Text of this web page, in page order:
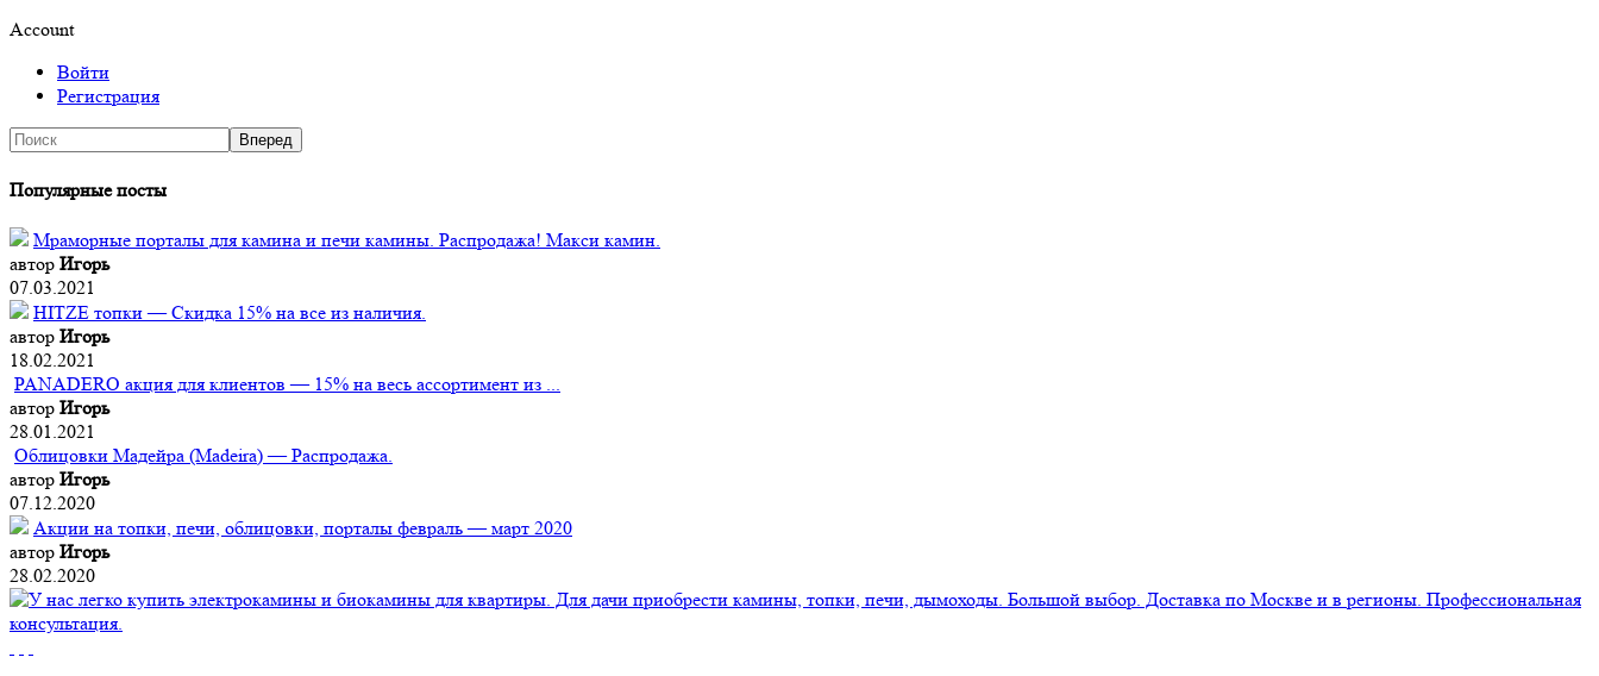
Account
Войти
Регистрация
Популярные посты
Мраморные порталы для камина и печи камины. Распродажа! Макси камин.
автор Игорь
07.03.2021
HITZE топки — Скидка 15% на все из наличия.
автор Игорь
18.02.2021
PANADERO акция для клиентов — 15% на весь ассортимент из ...
автор Игорь
28.01.2021
Облицовки Мадейра (Мadeira) — Распродажа.
автор Игорь
07.12.2020
Акции на топки, печи, облицовки, порталы февраль — март 2020
автор Игорь
28.02.2020